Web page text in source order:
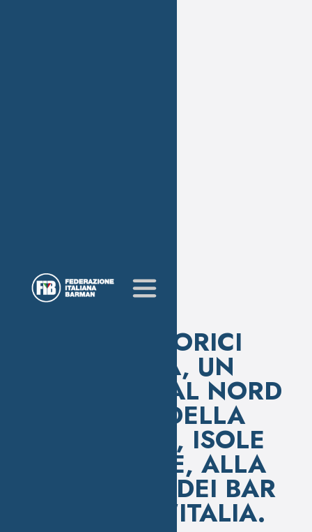
I BAR STORICI
D'ITALIA, UN
VIAGGIO DAL NORD
AL SUD DELLA
PENISOLA, ISOLE
COMPRESE, ALLA
SCOPERTA DEI BAR
STORICI D'ITALIA.